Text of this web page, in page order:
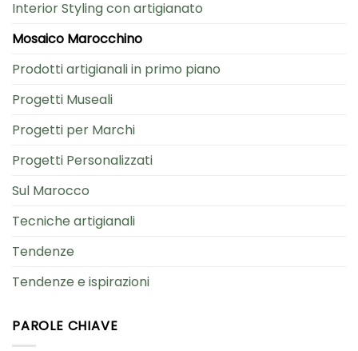
Interior Styling con artigianato
Mosaico Marocchino
Prodotti artigianali in primo piano
Progetti Museali
Progetti per Marchi
Progetti Personalizzati
Sul Marocco
Tecniche artigianali
Tendenze
Tendenze e ispirazioni
PAROLE CHIAVE